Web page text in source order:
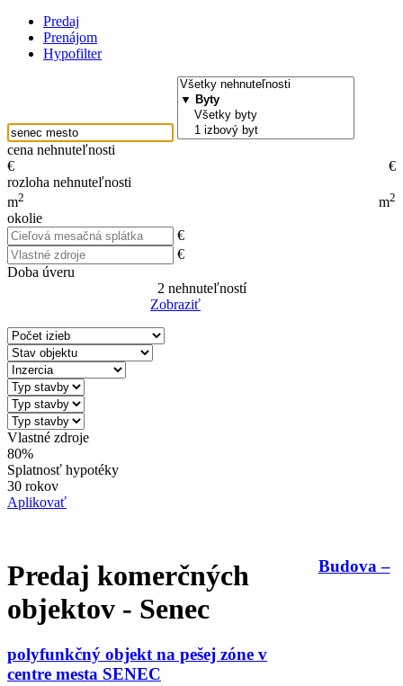
Predaj
Prenájom
Hypofilter
cena nehnuteľnosti
€
€
rozloha nehnuteľnosti
m2 m2
okolie
€
€
Doba úveru
2 nehnuteľností
Zobraziť
Vlastné zdroje
80%
Splatnosť hypotéky
30 rokov
Aplikovať
Predaj komerčných
objektov - Senec
Budova –
polyfunkčný objekt na pešej zóne v
centre mesta SENEC